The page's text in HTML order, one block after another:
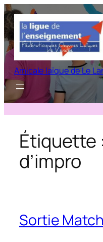
Aller
au
contenu
Amicale laïque de Le
Étiquette :
d’impro
Sortie